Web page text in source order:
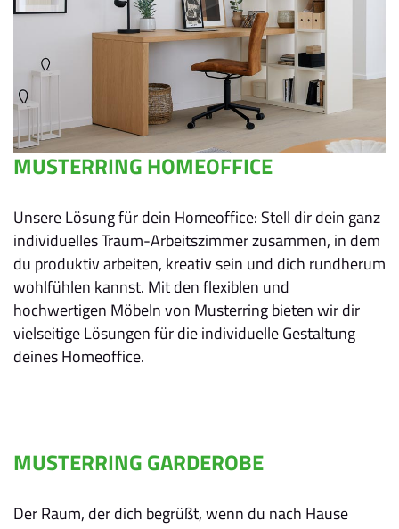
MUSTERRING HOMEOFFICE
Unsere Lösung für dein Homeoffice: Stell dir dein ganz
individuelles Traum-Arbeitszimmer zusammen, in dem
du produktiv arbeiten, kreativ sein und dich rundherum
wohlfühlen kannst. Mit den flexiblen und
hochwertigen Möbeln von Musterring bieten wir dir
vielseitige Lösungen für die individuelle Gestaltung
deines Homeoffice.
MUSTERRING GARDEROBE
Der Raum, der dich begrüßt, wenn du nach Hause